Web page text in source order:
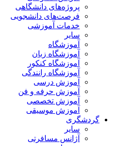
پروژه‌های دانشگاهی
فرصت‌های دانشجویی
خدمات آموزشی
سایر
آموزشگاه
آموزشگاه زبان
آموزشگاه کنکور
آموزشگاه رانندگی
آموزش درسی
آموزش حرفه و فن
آموزش تخصصی
آموزش موسیقی
گردشگری
سایر
آژانس مسافرتی